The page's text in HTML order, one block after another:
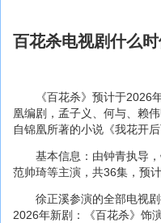
百花杀电视剧什么
《百花杀》预计于2026
凰编剧，孟子义、何与、赖
自锦凰所著的小说《我花开
基本信息：由钟青执导
范帅琦等主演，共36集，预
徐正溪参演的全部电视
2026年新剧：《百花杀》饰